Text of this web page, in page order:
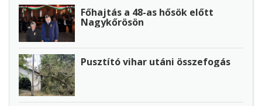
Főhajtás a 48-as hősök előtt
Nagykőrösön
Pusztító vihar utáni összefogás